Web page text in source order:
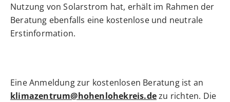
Nutzung von Solarstrom hat, erhält im Rahmen der
Beratung ebenfalls eine kostenlose und neutrale
Erstinformation.
Eine Anmeldung zur kostenlosen Beratung ist an
klimazentrum@hohenlohekreis.dezu richten. Die